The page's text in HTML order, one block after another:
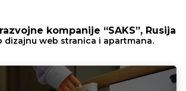
kompanije “SAKS”, Rusija
dizajnu web stranica i apartmana.